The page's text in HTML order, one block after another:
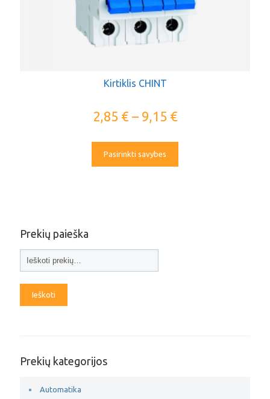
Kirtiklis CHINT
2,85 €– 9,15 €
Pasirinkti savybes
Prekių paieška
Ieškoti
Prekių kategorijos
Automatika